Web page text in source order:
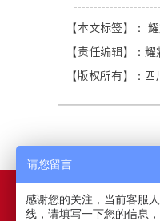
【本文标签】：
【责任编辑】： 耀
【版权所有】： 四
网站导航
请您留言
感谢您的关注，当前客服
线，请填写一下您的信息